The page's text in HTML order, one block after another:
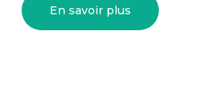
En savoir plus